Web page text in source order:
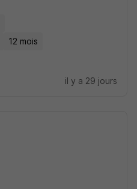
12 mois
il y a 29 jours